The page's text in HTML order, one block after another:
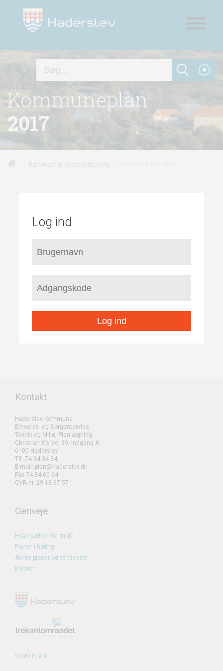
Kommuneplan
2017
Log ind
Log ind
Kontakt
Haderslev Kommune
Erhvervs- og Borgerservice
Teknik og Miljø, Planlægning
Christian X’s Vej 39, indgang A
6100 Haderslev
Tlf. 74 34 34 34
E-mail: plan@haderslev.dk
Fax 74 34 00 34
CVR.nr. 29 18 97 57
Genveje
Hvad gælder for mig?
Planer i høring
Andre planer og strategier
Kolofon
COWI PLAN